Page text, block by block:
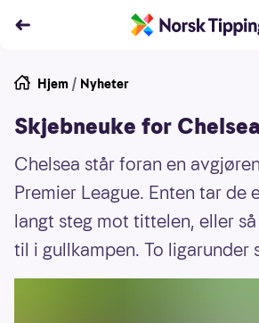
Hjem / Nyheter
Skjebneuke for Chelsea
Chelsea står foran en
Premier League. Enten tar de
langt steg mot tittelen, eller
til i gullkampen. To ligarunder